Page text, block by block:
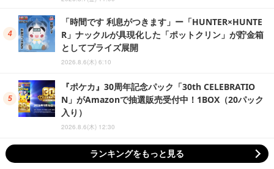
「時間です 利息がつきます」ー「HUNTER×HUNTE
R」ナックルが具現化した「ポットクリン」が貯金箱
としてプライズ展開
2026.8.6(木) 6:10
『ポケカ』30周年記念パック「30th CELEBRATIO
N」がAmazonで抽選販売受付中！1BOX（20パック
入り）
2026.8.6(木) 12:30
ランキングをもっと見る